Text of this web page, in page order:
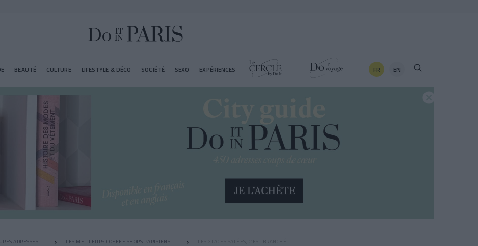
BEAUTÉ CULTURE LIFESTYLE & DÉCO SOCIÉTÉ SEXO EXPÉRIENCES FR EN
ADRESSES LES MEILLEURS COFFEE SHOPS PARISIENS LES GLACES SALÉES, C’EST BRANCHÉ